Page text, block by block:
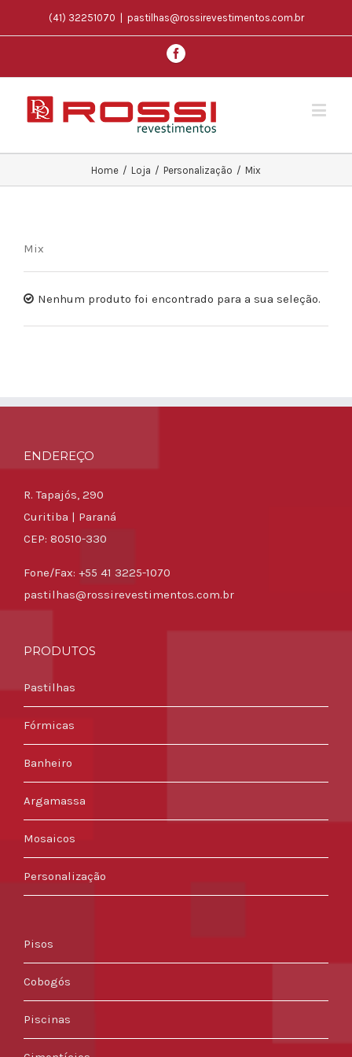
(41) 32251070 pastilhas@rossirevestimentos.com.br
Home / Loja / Personalização / Mix
Mix
Nenhum produto foi encontrado para a sua seleção.
ENDEREÇO
R. Tapajós, 290
Curitiba | Paraná
CEP: 80510-330
Fone/Fax: +55 41 3225-1070
pastilhas@rossirevestimentos.com.br
PRODUTOS
Pastilhas
Fórmicas
Banheiro
Argamassa
Mosaicos
Personalização
Pisos
Cobogós
Piscinas